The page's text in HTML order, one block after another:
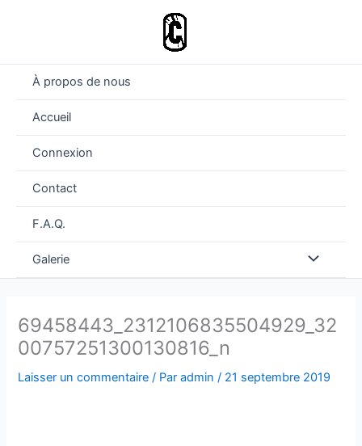
À propos de nous
Accueil
Connexion
Contact
F.A.Q.
Galerie
Menu
69458443_2312106835504929_32
00757251300130816_n
Laisser un commentaire / Paradmin/ 21 septembre 2019